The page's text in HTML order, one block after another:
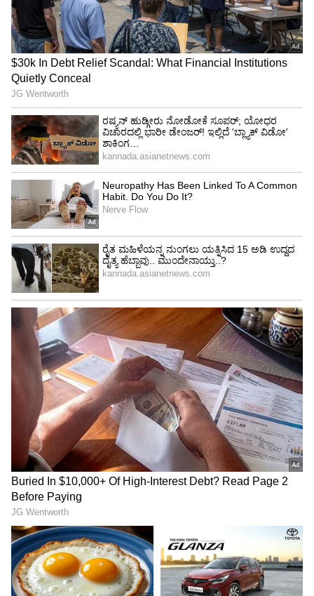
ನೌಕರರ ಸಂಘದ ಕಾರ್ಯದರ್ಶಿ ಚಿಕ್ಕರಾಜು ಇನ್ನಿತರಿದ್ದರು.
LATEST VIDEOS
ABOUT THE AUTHOR
Govindaraj S
ಏಷ್ಯಾನೆಟ್ ಸುವರ್ಣ ಡಿಜಿಟಲ್ ಕನ್ನಡ ವಿಭಾಗದಲ್ಲಿ ಉಪ ಸಂಪಾದಕ.
ಕಳೆದ 8 ವರ್ಷಗಳಿಂದ ಮಾಧ್ಯಮ ಪ್ರಪಂಚದಲ್ಲಿದ್ದೇನೆ. ಹುಟ್ಟಿ
ಬೆಳೆದಿದ್ದು ಬೆಂಗಳೂರಿನಲ್ಲಿ. ಸ್ನಾತಕೋತ್ತರ ಪದವಿಯನ್ನು ಬೆಂಗಳೂರು
ವಿಶ್ವವಿದ್ಯಾಲಯದಿಂದ ಪಡೆದಿದ್ದೇನೆ. ದೂರದರ್ಶನದಲ್ಲಿ ಇಂಟರ್ನ್‌ಶಿಪ್
ನಿರ್ವಹಣೆ. ಪ್ರಜಾವಾಣಿ ಮತ್ತು ಉದಯವಾಣಿ ಡಿಜಿಟಲ್ ವಿಭಾಗದಲ್ಲಿ
ಬರಹಗಾರ ಹಾಗೂ ಕಂಟೆಂಟ್ ಡೆವಲಪರ್ ಆಗಿ ಕೆಲಸ ಮಾಡಿದ್ದೇನೆ.
ಮನರಂಜನೆ ಸುದ್ದಿಗಳ ಬಗ್ಗೆ ತುಂಬಾ ಆಸಕ್ತಿ. ಸಿನಿಮಾ ವೀಕ್ಷಿಸುವುದು,
ಸಂಗೀತ ಕೇಳುವುದು ಮತ್ತು ಕ್ರೀಡೆ ನೆಚ್ಚಿನ ಹವ್ಯಾಸಗಳು.
ಡಿ.ಕೆ. ಶಿವಕುಮಾರ್ ಕಾಂಗ್ರೆಸ್ ರಾಜಕೀಯ ಸುದ್ದಿ ಚಾಮರಾಜನಗರ